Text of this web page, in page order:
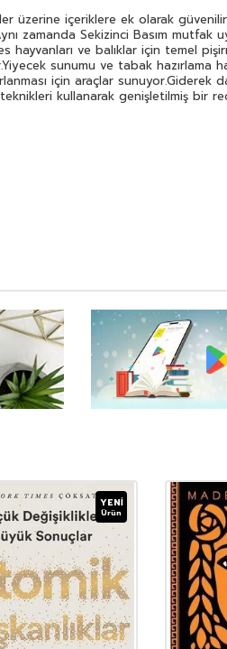
üzerine içeriklere ek olarak
zamanda Sekizinci Basım mutfak
ve balıklar için temel
sunumu ve tabak hazırlama
için araçlar sunuyor.Giderek
kullanarak genişletilmiş bir
YENI
Ürün